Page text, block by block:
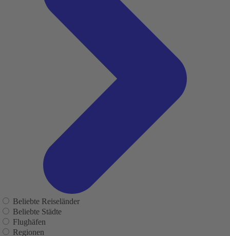
Beliebte Reiseländer
Beliebte Städte
Flughäfen
Regionen